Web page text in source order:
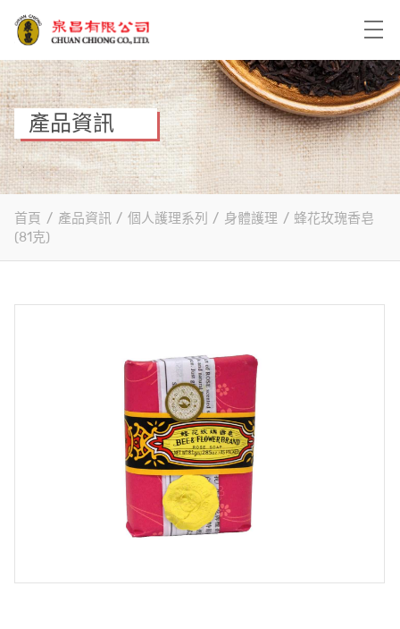
產品資訊
首頁 / 產品資訊 / 個人護理系列 / 身體護理 / 蜂花玫瑰香皂
(81克)